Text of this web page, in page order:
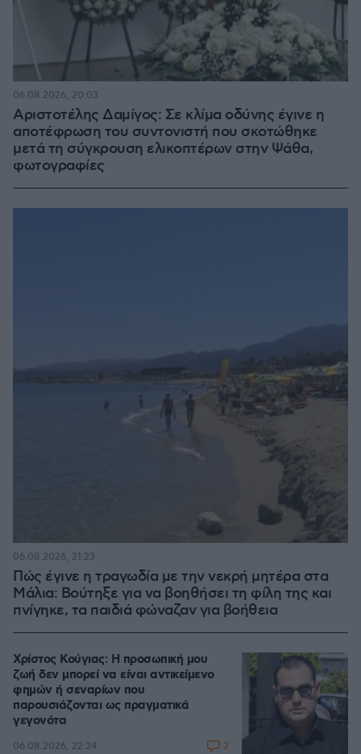
Αριστοτέλης Δαμίγος: Σε κλίμα οδύνης έγινε η
αποτέφρωση του συντονιστή που σκοτώθηκε
μετά τη σύγκρουση ελικοπτέρων στην Ψάθα,
φωτογραφίες
06.08.2026, 20:03
Πώς έγινε η τραγωδία με την νεκρή μητέρα στα
Μάλια: Βούτηξε για να βοηθήσει τη φίλη της και
πνίγηκε, τα παιδιά φώναζαν για βοήθεια
06.08.2026, 21:23
Χρίστος Κούγιας: Η προσωπική μου
ζωή δεν μπορεί να είναι αντικείμενο
φημών ή σεναρίων που
παρουσιάζονται ως πραγματικά
γεγονότα
06.08.2026, 22:24 2